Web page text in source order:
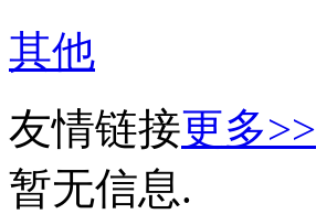
其他
友情链接更多>>
暂无信息.